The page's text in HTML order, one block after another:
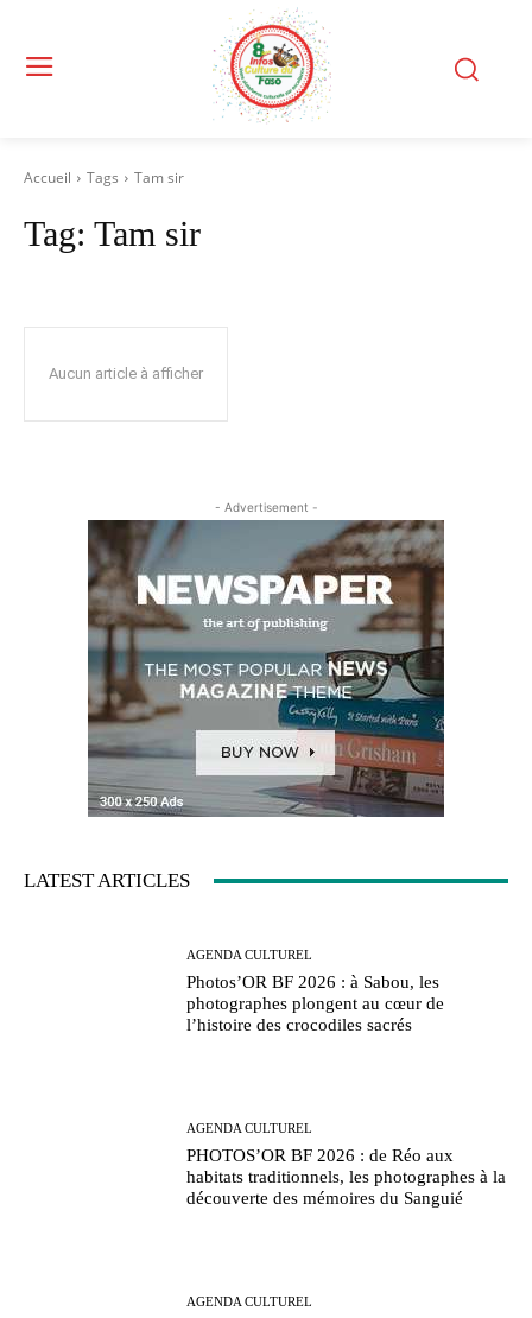
Accueil Tags Tam sir
Tag: Tam sir
Aucun article à afficher
- Advertisement -
LATEST ARTICLES
AGENDA CULTUREL
Photos’OR BF 2026 : à Sabou, les
photographes plongent au cœur de
l’histoire des crocodiles sacrés
AGENDA CULTUREL
PHOTOS’OR BF 2026 : de Réo aux
habitats traditionnels, les photographes à la
découverte des mémoires du Sanguié
AGENDA CULTUREL